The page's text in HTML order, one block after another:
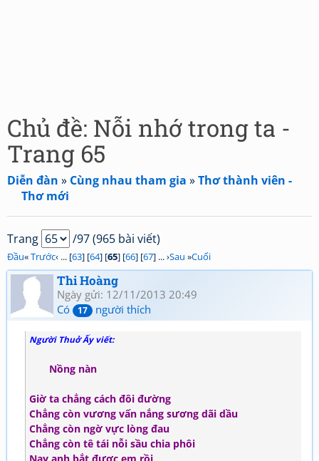
Chủ đề: Nỗi nhớ trong ta -
Trang 65
Diễn đàn » Cùng nhau tham gia »Thơ thành viên -
Thơ mới
Trang /97 (965 bài viết)
Đầu«Trước‹ ... [63] [64] [65] [66] [67] ... ›Sau »Cuối
Thi Hoàng
Ngày gửi: 12/11/2013 20:49
Có
17 người thích
Người Thuở Ấy viết:
Nồng nàn
Giờ ta chẳng cách đôi đường
Chẳng còn vương vấn nắng sương dãi dầu
Chẳng còn ngờ vực lòng đau
Chẳng còn tê tái nỗi sầu chia phôi